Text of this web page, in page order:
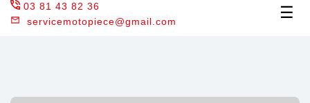
☰
03 81 43 82 36
servicemotopiece@gmail.com